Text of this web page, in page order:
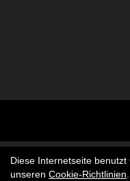
Diese Internetseite
unseren Cookie-Richtlinien